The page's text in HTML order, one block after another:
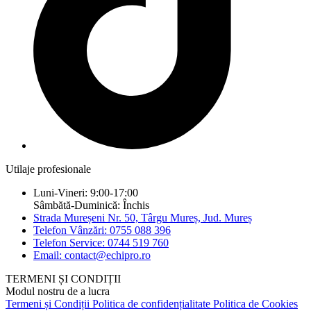
Utilaje profesionale
Luni-Vineri: 9:00-17:00
Sâmbătă-Duminică: Închis
Strada Mureșeni Nr. 50, Târgu Mureș, Jud. Mureș
Telefon Vânzări: 0755 088 396
Telefon Service: 0744 519 760
Email: contact@echipro.ro
TERMENI ȘI CONDIȚII
Modul nostru de a lucra
Termeni și Condiții Politica de confidențialitate Politica de Cookies